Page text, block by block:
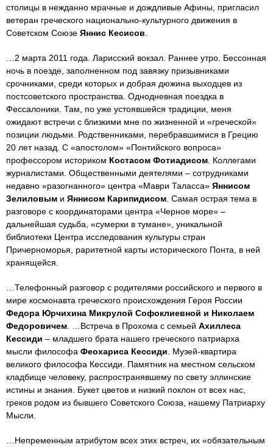
столицы в нежданно мрачные и дождливые Афины, пригласил
ветеран греческого национально-культурного движения в
Советском Союзе Яннис Кесисов
…2 марта 2011 года. Ларисский вокзал. Раннее утро. Бессонная
ночь в поезде, заполненном под завязку призывниками
срочниками, среди которых и добрая дюжина выходцев из
постсоветского пространства. Однодневная поездка в
Фессалоники. Там, по уже устоявшейся традиции, меня
ожидают встречи с близкими мне по жизненной и «греческой»
позиции людьми. Родственниками, перебравшимися в Грецию
20 лет назад. С «апостолом» «Понтийского вопроса»
профессором историком Костасом Фотиадисом . Коллегами
журналистами. Общественными деятелями – сотрудниками
недавно «разогнанного» центра «Маври Таласса» Яннисом
Зелиловым и Яннисом Карипидисом . Самая острая тема в
разговоре с координаторами центра «Черное море» –
дальнейшая судьба, «сумерки в тумане», уникальной
библиотеки Центра исследования культуры стран
Причерноморья, раритетной карты исторического Понта, в ней
хранящейся.
…Телефонный разговор с родителями российского и первого в
мире космонавта греческого происхождения Героя России
Федора Юрчихина Микрулой Софоклиевной и Николаем
Федоровичем . …Встреча в Прохома с семьей Ахиллеса
Кессиди – младшего брата нашего греческого патриарха
мысли философа Феохариса Кессиди . Музей-квартира
великого философа Кессиди. Памятник на местном сельском
кладбище человеку, распространявшему по свету эллинские
истины и знания. Букет цветов и низкий поклон от всех нас,
греков родом из бывшего Советского Союза, нашему Патриарху
Мысли.
…Непременным атрибутом всех этих встреч, их «обязательным